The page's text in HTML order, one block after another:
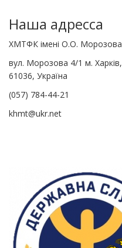
Наша адресса
ХМТФК імені О.О. Морозова
вул. Морозова 4/1 м. Харків,
61036, Україна
(057) 784-44-21
khmt@ukr.net